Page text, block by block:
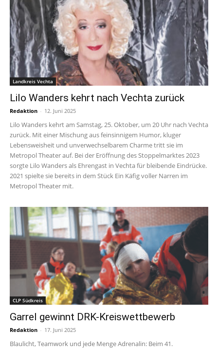
Landkreis Vechta
Lilo Wanders kehrt nach Vechta zurück
Redaktion - 12. Juni 2025
Lilo Wanders kehrt am Samstag, 25. Oktober, um 20 Uhr nach Vechta
zurück. Mit einer Mischung aus feinsinnigem Humor, kluger
Lebensweisheit und unverwechselbarem Charme tritt sie im
Metropol Theater auf. Bei der Eröffnung des Stoppelmarktes 2023
sorgte Lilo Wanders als Ehrengast in Vechta für bleibende Eindrücke.
2021 spielte sie bereits in dem Stück Ein Käfig voller Narren im
Metropol Theater mit.
CLP Südkreis
Garrel gewinnt DRK-Kreiswettbewerb
Redaktion - 17. Juni 2025
Blaulicht, Teamwork und jede Menge Adrenalin: Beim 41.